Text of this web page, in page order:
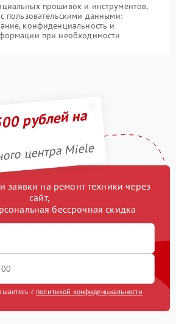
прошивок и инструментов,
пользовательскими данными:
конфиденциальность и
при необходимости
рублей на
центра Miele
на ремонт техники через
сайт,
бессрочная скидка
с политикой конфиденциальности